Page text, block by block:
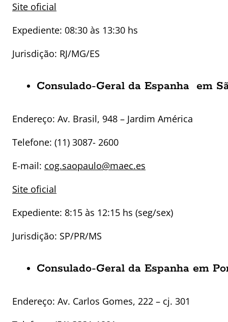
Site oficial
Expediente: 08:30 às 13:30 hs
Jurisdição: RJ/MG/ES
Consulado-Geral da Espanha em
Endereço: Av. Brasil, 948 – Jardim América
Telefone: (11) 3087- 2600
E-mail: cog.saopaulo@maec.es
Site oficial
Expediente: 8:15 às 12:15 hs (seg/sex)
Jurisdição: SP/PR/MS
Consulado-Geral da Espanha em
Endereço: Av. Carlos Gomes, 222 – cj. 301